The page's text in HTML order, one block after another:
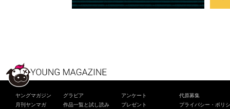
ヤングマガジン
月刊ヤンマガ
グラビア
作品一覧と試し読み
アンケート
プレゼント
代原募集
プライバシー・ポリ